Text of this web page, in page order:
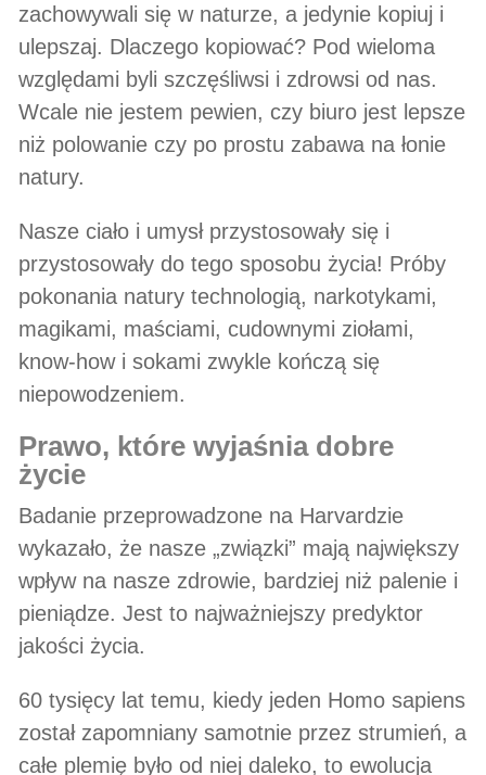
zachowywali się w naturze, a jedynie kopiuj i
ulepszaj. Dlaczego kopiować? Pod wieloma
względami byli szczęśliwsi i zdrowsi od nas.
Wcale nie jestem pewien, czy biuro jest lepsze
niż polowanie czy po prostu zabawa na łonie
natury.
Nasze ciało i umysł przystosowały się i
przystosowały do tego sposobu życia! Próby
pokonania natury technologią, narkotykami,
magikami, maściami, cudownymi ziołami,
know-how i sokami zwykle kończą się
niepowodzeniem.
prawo, które wyjaśnia dobre
życie
Badanie przeprowadzone na Harvardzie
wykazało, że nasze „związki” mają największy
wpływ na nasze zdrowie, bardziej niż palenie i
pieniądze. Jest to najważniejszy predyktor
jakości życia.
60 tysięcy lat temu, kiedy jeden Homo sapiens
został zapomniany samotnie przez strumień, a
całe plemię było od niej daleko, to ewolucja